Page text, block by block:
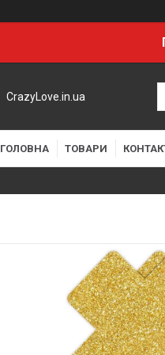
CrazyLove.in.ua
ГОЛОВНА ТОВАРИ